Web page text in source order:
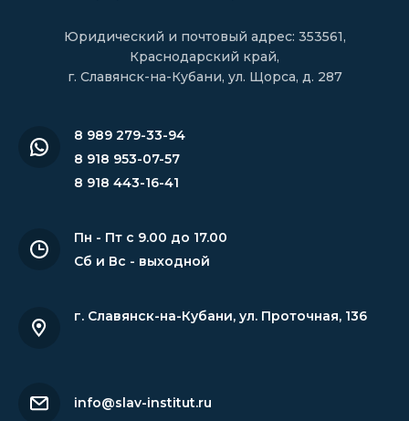
Юридический и почтовый адрес: 353561,
Краснодарский край,
г. Славянск-на-Кубани, ул. Щорса, д. 287
8 989 279-33-94
8 918 953-07-57
8 918 443-16-41
Пн - Пт с 9.00 до 17.00
Сб и Вс - выходной
г. Славянск-на-Кубани, ул. Проточная, 136
info@slav-institut.ru